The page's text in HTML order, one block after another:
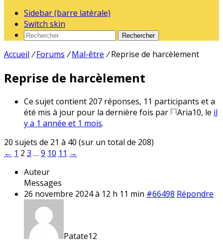
Sidebar (barre latérale)
Switch skin
Rechercher
Accueil / Forums / Mal-être / Reprise de harcèlement
Reprise de harcèlement
Ce sujet contient 207 réponses, 11 participants et a
été mis à jour pour la dernière fois par
Aria10, le il
y a 1 année et 1 mois.
20 sujets de 21 à 40 (sur un total de 208)
← 1 2 3 … 9 10 11 →
Auteur
Messages
26 novembre 2024 à 12 h 11 min #66498 Répondre
Patate12